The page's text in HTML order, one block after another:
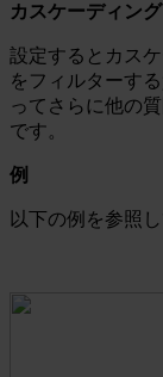
カスケーディング
設定するとカス
をフィルターす
ってさらに他の
です。
例
以下の例を参照